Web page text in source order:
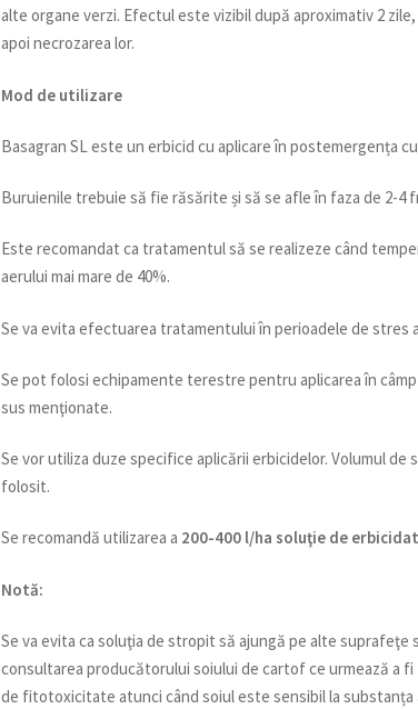
alte organe verzi. Efectul este vizibil după aproximativ 2
apoi necrozarea lor.
Mod de utilizare
Basagran SL este un erbicid cu aplicare în postemergența
Buruienile trebuie să fie răsărite și să se afle în faza de 2-4
Este recomandat ca tratamentul să se realizeze când
aerului mai mare de 40%.
Se va evita efectuarea tratamentului în perioadele de stres
Se pot folosi echipamente terestre pentru aplicarea în
sus menţionate.
Se vor utiliza duze specifice aplicării erbicidelor. Volumul
folosit.
Se recomandă utilizarea a 200-400 l/ha soluţie de erbicidat
Notă:
Se va evita ca soluţia de stropit să ajungă pe alte
consultarea producătorului soiului de cartof ce urmează a
de fitotoxicitate atunci când soiul este sensibil la substanța